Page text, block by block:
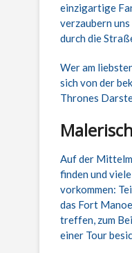
einzigartige
verzaubern
durch die
Wer am
sich von der
Thrones
Auf der
finden und
vorkommen:
das Fort
treffen, zum
einer Tour